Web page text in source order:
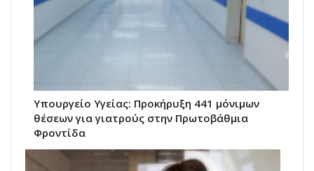
Υπουργείο Υγείας: Προκήρυξη 441 μόνιμων
θέσεων για γιατρούς στην Πρωτοβάθμια
Φροντίδα